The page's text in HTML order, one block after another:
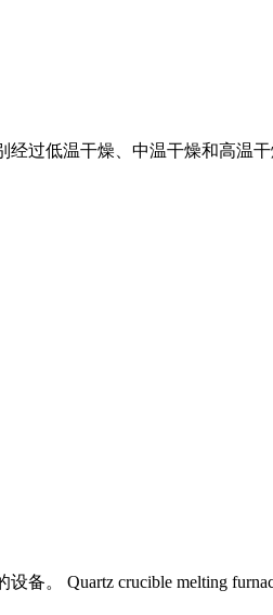
过低温干燥、中温干燥和高温
Quartz crucible melting